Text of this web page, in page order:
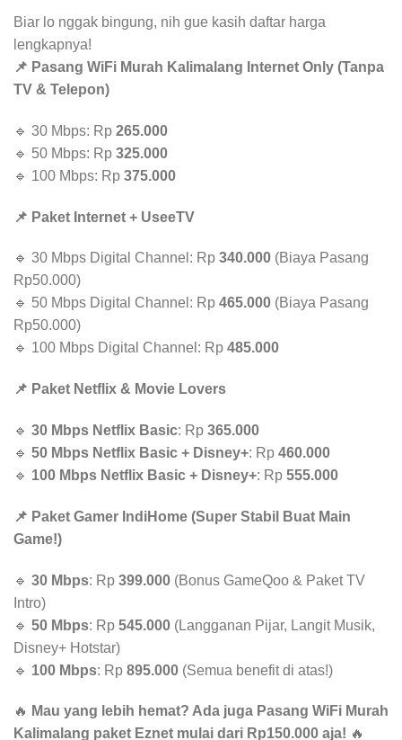
Biar lo nggak bingung, nih gue kasih daftar harga
lengkapnya!
📌 Pasang WiFi Murah Kalimalang Internet Only (Tanpa
TV & Telepon)
🔹 30 Mbps: Rp 265.000
🔹 50 Mbps: Rp 325.000
🔹 100 Mbps: Rp 375.000
📌 Paket Internet + UseeTV
🔹 30 Mbps Digital Channel: Rp 340.000 (Biaya Pasang
Rp50.000)
🔹 50 Mbps Digital Channel: Rp 465.000 (Biaya Pasang
Rp50.000)
🔹 100 Mbps Digital Channel: Rp 485.000
📌 Paket Netflix & Movie Lovers
🔹 30 Mbps Netflix Basic: Rp 365.000
🔹 50 Mbps Netflix Basic + Disney+: Rp 460.000
🔹 100 Mbps Netflix Basic + Disney+: Rp 555.000
📌 Paket Gamer IndiHome (Super Stabil Buat Main
Game!)
🔹 30 Mbps: Rp 399.000 (Bonus GameQoo & Paket TV
Intro)
🔹 50 Mbps: Rp 545.000 (Langganan Pijar, Langit Musik,
Disney+ Hotstar)
🔹 100 Mbps: Rp 895.000 (Semua benefit di atas!)
🔥 Mau yang lebih hemat? Ada juga Pasang WiFi Murah
Kalimalang paket Eznet mulai dari Rp150.000 aja! 🔥